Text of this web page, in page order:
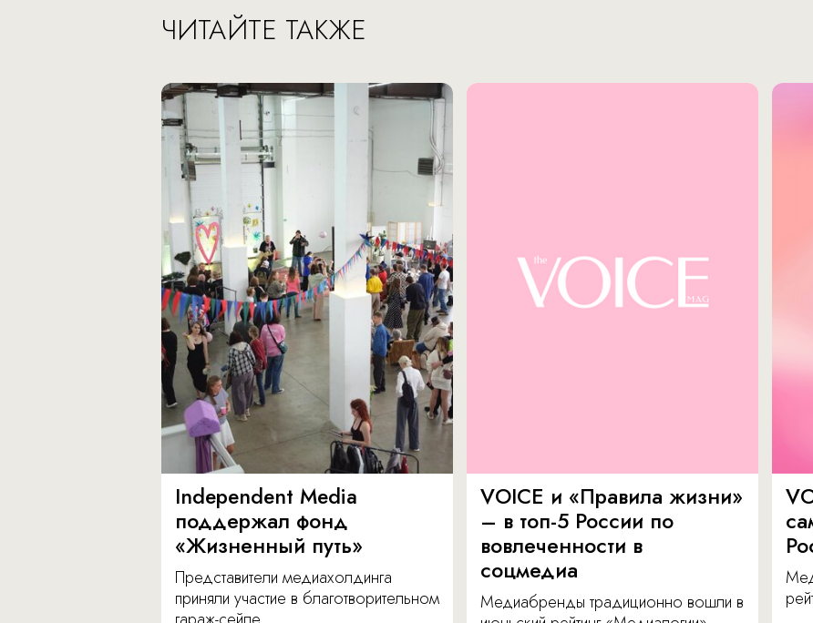
ЧИТАЙТЕ ТАКЖЕ
Independent Media
поддержал фонд
«Жизненный путь»
Представители медиахолдинга
приняли участие в благотворительном
VOICE и «Правила жизни»
– в топ-5 России по
вовлеченности в
соцмедиа
Медиабренды традиционно вошли в